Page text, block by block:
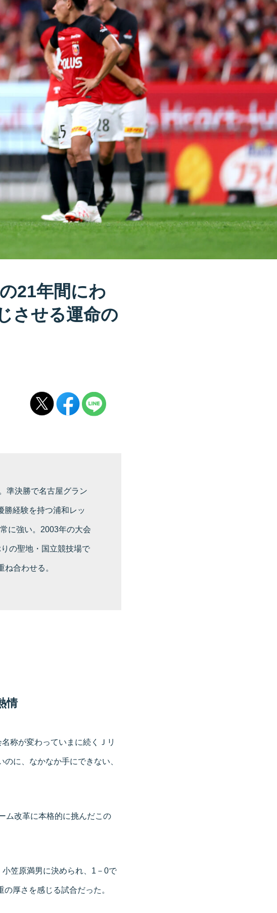
21年間にわ
させる運命の
準決勝で名古屋グラン
勝経験を持つ浦和レッ
に強い。2003年の大会
の聖地・国立競技場で
合わせる。
情
称が変わっていまに続くＪリ
に、なかなか手にできない、
ム改革に本格的に挑んだこの
笠原満男に決められ、1－0で
厚さを感じる試合だった。